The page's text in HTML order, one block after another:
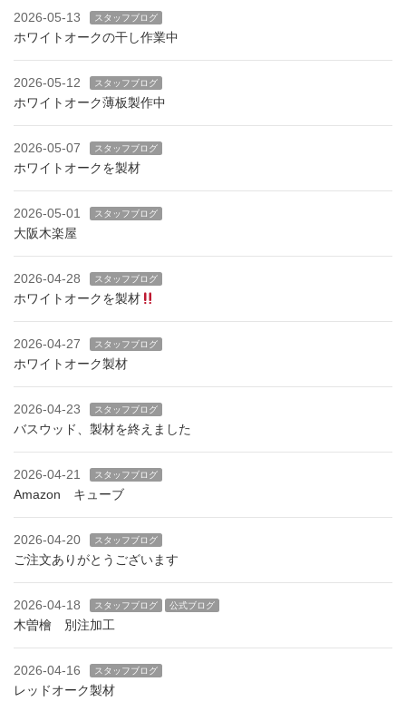
2026-05-13 スタッフブログ
ホワイトオークの干し作業中
2026-05-12 スタッフブログ
ホワイトオーク薄板製作中
2026-05-07 スタッフブログ
ホワイトオークを製材
2026-05-01 スタッフブログ
大阪木楽屋
2026-04-28 スタッフブログ
ホワイトオークを製材
2026-04-27 スタッフブログ
ホワイトオーク製材
2026-04-23 スタッフブログ
バスウッド、製材を終えました
2026-04-21 スタッフブログ
Amazon キューブ
2026-04-20 スタッフブログ
ご注文ありがとうございます
2026-04-18 スタッフブログ 公式ブログ
木曽檜 別注加工
2026-04-16 スタッフブログ
レッドオーク製材